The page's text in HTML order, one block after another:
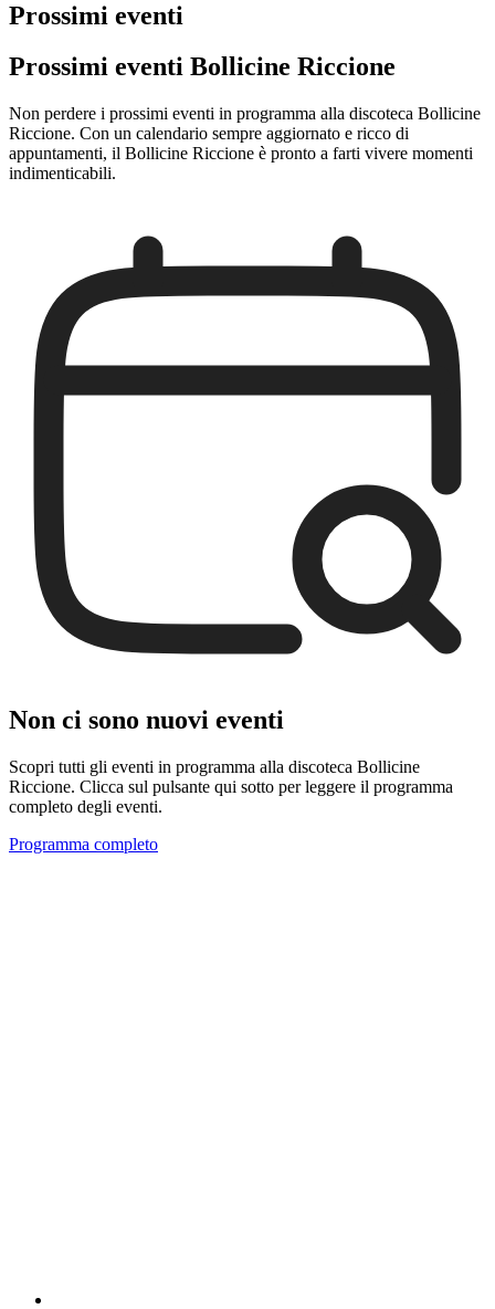
Prossimi eventi
Prossimi eventi Bollicine Riccione
Non perdere i prossimi eventi in programma alla discoteca Bollicine
Riccione. Con un calendario sempre aggiornato e ricco di
appuntamenti, il Bollicine Riccione è pronto a farti vivere momenti
indimenticabili.
Non ci sono nuovi eventi
Scopri tutti gli eventi in programma alla discoteca Bollicine
Riccione. Clicca sul pulsante qui sotto per leggere il programma
completo degli eventi.
Programma completo